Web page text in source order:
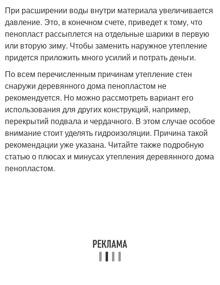
При расширении воды внутри материала увеличивается
давление. Это, в конечном счете, приведет к тому, что
пенопласт рассыплется на отдельные шарики в первую
или вторую зиму. Чтобы заменить наружное утепление
придется приложить много усилий и потрать деньги.
По всем перечисленным причинам утепление стен
снаружи деревянного дома пенопластом не
рекомендуется. Но можно рассмотреть вариант его
использования для других конструкций, например,
перекрытий подвала и чердачного. В этом случае особое
внимание стоит уделять гидроизоляции. Причина такой
рекомендации уже указана. Читайте также подробную
статью о плюсах и минусах утепления деревянного дома
пенопластом.